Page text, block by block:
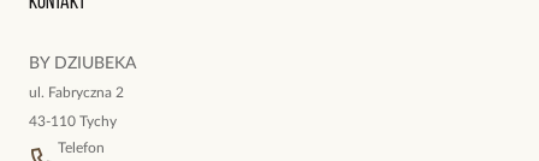
BY DZIUBEKA
ul. Fabryczna 2
43-110 Tychy
Telefon